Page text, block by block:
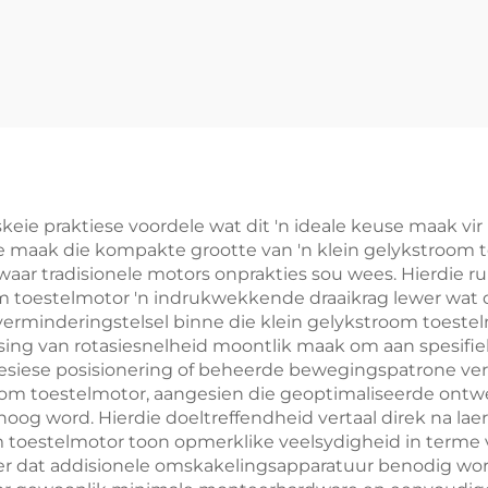
praktiese voordele wat dit 'n ideale keuse maak
maak die kompakte grootte van 'n klein gelykstroom
tradisionele motors onprakties sou wees. Hierdie
toestelmotor 'n indrukwekkende draaikrag lewer
binne die klein gelykstroom
van rotasiesnelheid moontlik maak om aan
posisionering of beheerde bewegingspatrone
toestelmotor, aangesien die geoptimaliseerde
word. Hierdie doeltreffendheid vertaal direk na
toestelmotor toon opmerklike veelsydigheid in terme
dat addisionele omskakelingsapparatuur benodig